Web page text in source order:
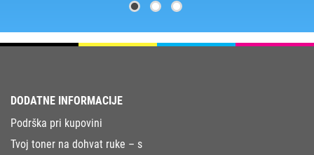
DODATNE INFORMACIJE
Podrška pri kupovini
Tvoj toner na dohvat ruke – s